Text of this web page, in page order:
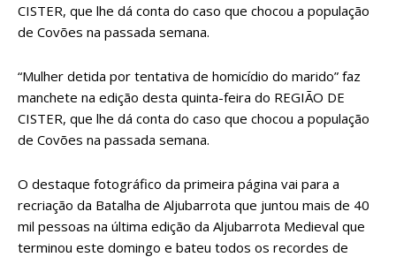
CISTER, que lhe dá conta do caso que chocou a população
de Covões na passada semana.
“Mulher detida por tentativa de homicídio do marido” faz
manchete na edição desta quinta-feira do REGIÃO DE
CISTER, que lhe dá conta do caso que chocou a população
de Covões na passada semana.
O destaque fotográfico da primeira página vai para a
recriação da Batalha de Aljubarrota que juntou mais de 40
mil pessoas na última edição da Aljubarrota Medieval que
terminou este domingo e bateu todos os recordes de